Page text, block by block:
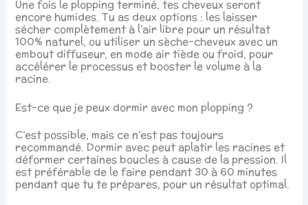
Une fois le plopping terminé, tes cheveux seront
encore humides. Tu as deux options : les laisser
sécher complètement à l’air libre pour un résultat
100% naturel, ou utiliser un sèche-cheveux avec un
embout diffuseur, en mode air tiède ou froid, pour
accélérer le processus et booster le volume à la
racine.
Est-ce que je peux dormir avec mon plopping ?
C’est possible, mais ce n’est pas toujours
recommandé. Dormir avec peut aplatir les racines et
déformer certaines boucles à cause de la pression. Il
est préférable de le faire pendant 30 à 60 minutes
pendant que tu te prépares, pour un résultat optimal.